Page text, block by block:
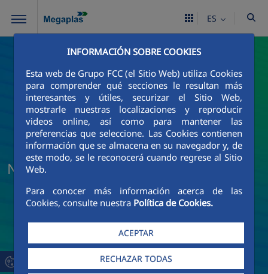
Saltar al contenido principal
INFORMACIÓN SOBRE COOKIES
Esta web de Grupo FCC (el Sitio Web) utiliza Cookies
para comprender qué secciones le resultan más
interesantes y útiles, securizar el Sitio Web,
mostrarle nuestras localizaciones y reproducir
videos online, así como para mantener las
preferencias que seleccione. Las Cookies contienen
información que se almacena en su navegador y, de
este modo, se le reconocerá cuando regrese al Sitio
Web.
Para conocer más información acerca de las
Cookies, consulte nuestra Política de Cookies.
ACEPTAR
RECHAZAR TODAS
ES
Noticias y actualidad de Megaplas